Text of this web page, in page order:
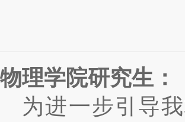
物理学院研究生：
为进一步引导